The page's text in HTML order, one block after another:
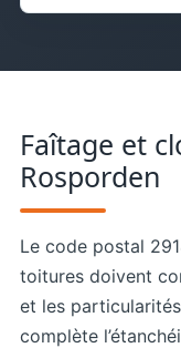
Faîtage et
Rosporden
Le code postal
toitures doivent
et les
complète